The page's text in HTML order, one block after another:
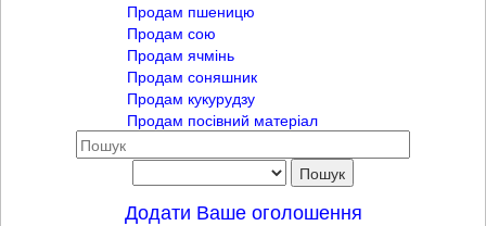
Продам пшеницю
Продам сою
Продам ячмінь
Продам соняшник
Продам кукурудзу
Продам посівний матеріал
Додати Ваше оголошення